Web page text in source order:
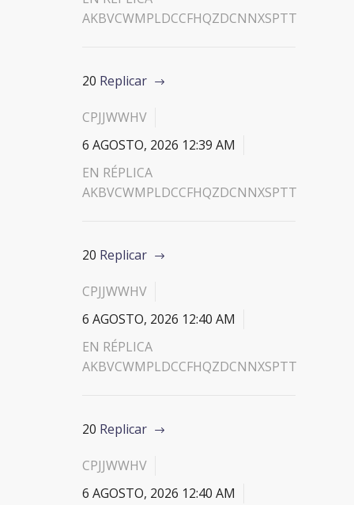
AKBVCWMPLDCCFHQZDCNNXSPTT
20 Replicar
CPJJWWHV
6 AGOSTO, 2026 12:39 AM
EN RÉPLICA
AKBVCWMPLDCCFHQZDCNNXSPTT
20 Replicar
CPJJWWHV
6 AGOSTO, 2026 12:40 AM
EN RÉPLICA
AKBVCWMPLDCCFHQZDCNNXSPTT
20 Replicar
CPJJWWHV
6 AGOSTO, 2026 12:40 AM